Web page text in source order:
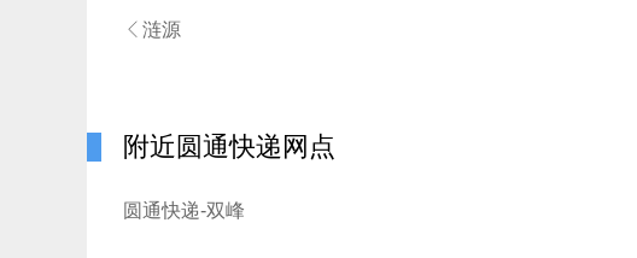
 涟源
附近圆通快递网点
圆通快递-双峰